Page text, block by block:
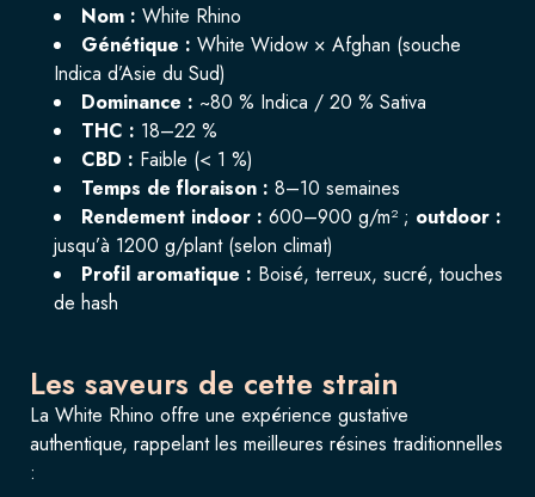
Nom : White Rhino
Génétique : White Widow × Afghan (souche
Indica d’Asie du Sud)
Dominance : ~80 % Indica / 20 % Sativa
THC : 18–22 %
CBD : Faible (< 1 %)
Temps de floraison : 8–10 semaines
Rendement indoor : 600–900 g/m² ; outdoor :
jusqu’à 1200 g/plant (selon climat)
Profil aromatique : Boisé, terreux, sucré, touches
de hash
Les saveurs de cette strain
La White Rhino offre une expérience gustative
authentique, rappelant les meilleures résines traditionnelles
: